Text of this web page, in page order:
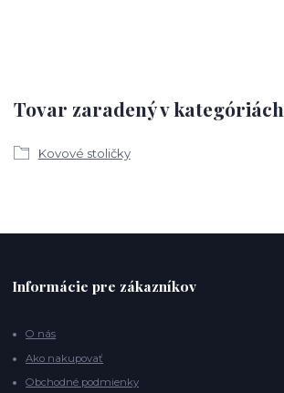
Tovar zaradený v kategóriách
Kovové stoličky
Informácie pre zákazníkov
O nás
Ako nakupovať
Obchodné podmienky